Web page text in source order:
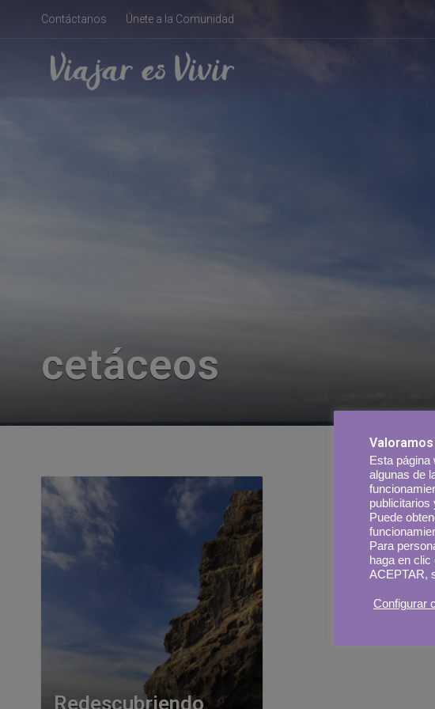
Contáctanos Únete a la Comunidad
cetáceos
Redescubriendo
Esta página
algunas de
publicitarios
Puede
Para
haga en
ACEPTAR,
Configurar